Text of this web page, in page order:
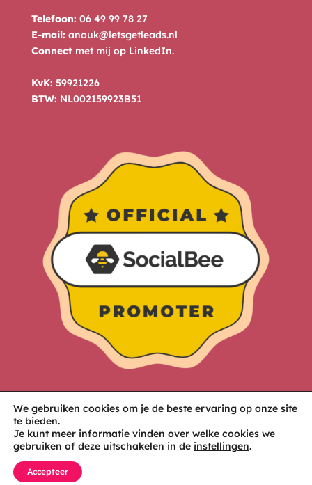
Telefoon: 06 49 99 78 27
E-mail: anouk@letsgetleads.nl
Connectmet mij op LinkedIn.
KvK: 59921226
BTW: NL002159923B51
We gebruiken cookies om je de beste ervaring op onze site
te bieden.
Je kunt meer informatie vinden over welke cookies we
gebruiken of deze uitschakelen in de instellingen.
Accepteer